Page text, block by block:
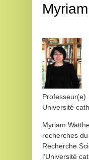
Myriam
Professeur(e)
Université
Myriam
recherches
Recherche
l’Université